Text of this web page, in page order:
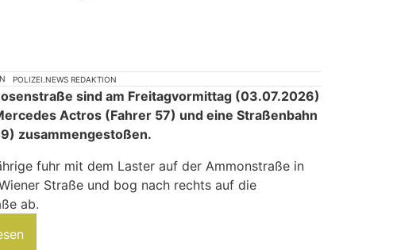
POLIZEI.NEWS REDAKTION
sind am Freitagvormittag (03.07.2026)
Actros (Fahrer 57) und eine Straßenbahn
zusammengestoßen.
fuhr mit dem Laster auf der Ammonstraße in
Straße und bog nach rechts auf die
ab.